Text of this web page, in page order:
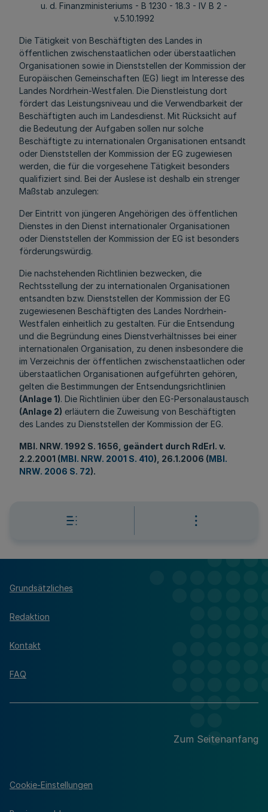
u. d. Finanzministeriums - B 1230 - 18.3 - IV B 2 -
v.5.10.1992
Die Tätigkeit von Beschäftigten des Landes in
öffentlichen zwischenstaatlichen oder überstaatlichen
Organisationen sowie in Dienststellen der Kommission der
Europäischen Gemeinschaften (EG) liegt im Interesse des
Landes Nordrhein-Westfalen. Die Dienstleistung dort
fördert das Leistungsniveau und die Verwendbarkeit der
Beschäftigten auch im Landesdienst. Mit Rücksicht auf
die Bedeutung der Aufgaben sollen nur solche
Beschäftigte zu internationalen Organisationen entsandt
oder Dienststellen der Kommission der EG zugewiesen
werden, die für die vorgesehene Tätigkeit besonders
qualifiziert sind. Bei der Auslese ist deshalb ein strenger
Maßstab anzulegen:
Der Eintritt von jüngeren Angehörigen des öffentlichen
Dienstes in den Dienst internationaler Organisationen
oder Dienststellen der Kommission der EG ist besonders
förderungswürdig.
Die nachstehenden Richtlinien bezwecken, die
Rechtsstellung der zu internationalen Organisationen
entsandten bzw. Dienststellen der Kommission der EG
zugewiesenen Beschäftigten des Landes Nordrhein-
Westfalen einheitlich zu gestalten. Für die Entsendung
und die Begründung eines Dienstverhältnisses bei einer
internationalen Organisation, zu denen insbesondere die
im Verzeichnis der öffentlichen zwischenstaatlichen oder
überstaatlichen Organisationen aufgeführten gehören,
gelten die Bestimmungen der Entsendungsrichtlinien
(Anlage 1). Die Richtlinien über den EG-Personalaustausch
(Anlage 2) erläutern die Zuweisung von Beschäftigten
des Landes zu Dienststellen der Kommission der EG.
MBl. NRW. 1992 S. 1656, geändert durch RdErl. v.
2.2.2001 (MBl. NRW. 2001 S. 410), 26.1.2006 (MBl.
NRW. 2006 S. 72).
Grundsätzliches
Redaktion
Kontakt
FAQ
Zum Seitenanfang
Cookie-Einstellungen